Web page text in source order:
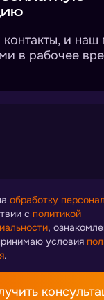
сопровождение.
модернизац
контакты, и
в рабочее
обработку
с политикой
,
условия
.